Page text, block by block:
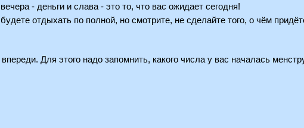
- деньги и слава - это то, что вас ожидает сегодня!
отдыхать по полной, но смотрите, не сделайте того, о чём
Для этого надо запомнить, какого числа у вас началась